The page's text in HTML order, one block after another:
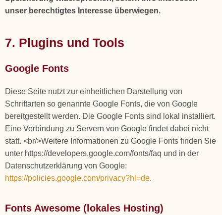
unser berechtigtes Interesse überwiegen.
7. Plugins und Tools
Google Fonts
Diese Seite nutzt zur einheitlichen Darstellung von
Schriftarten so genannte Google Fonts, die von Google
bereitgestellt werden. Die Google Fonts sind lokal installiert.
Eine Verbindung zu Servern von Google findet dabei nicht
statt. <br/>Weitere Informationen zu Google Fonts finden Sie
unter https://developers.google.com/fonts/faq und in der
Datenschutzerklärung von Google:
https://policies.google.com/privacy?hl=de.
Fonts Awesome (lokales Hosting)